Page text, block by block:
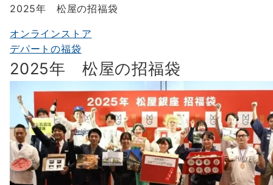
2025年 松屋の招福袋
オンラインストア
デパートの福袋
2025年 松屋の招福袋